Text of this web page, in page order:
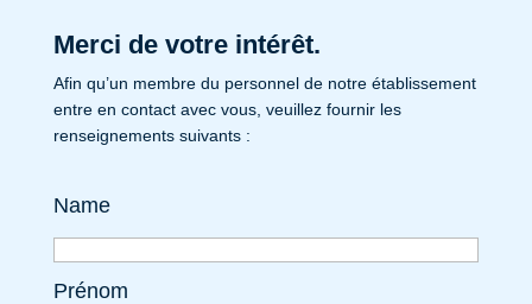
Merci de votre intérêt.
Afin qu’un membre du personnel de notre établissement
entre en contact avec vous, veuillez fournir les
renseignements suivants :
Name
Prénom